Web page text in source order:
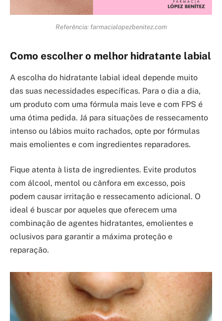
Referência: farmacialopezbenitez.com
Como escolher o melhor hidratante labial
A escolha do hidratante labial ideal depende muito
das suas necessidades específicas. Para o dia a dia,
um produto com uma fórmula mais leve e com FPS é
uma ótima pedida. Já para situações de ressecamento
intenso ou lábios muito rachados, opte por fórmulas
mais emolientes e com ingredientes reparadores.
Fique atenta à lista de ingredientes. Evite produtos
com álcool, mentol ou cânfora em excesso, pois
podem causar irritação e ressecamento adicional. O
ideal é buscar por aqueles que oferecem uma
combinação de agentes hidratantes, emolientes e
oclusivos para garantir a máxima proteção e
reparação.